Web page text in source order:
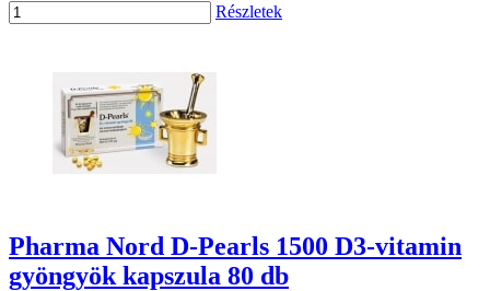
Részletek
Pharma Nord D-Pearls 1500 D3-vitamin
gyöngyök kapszula 80 db